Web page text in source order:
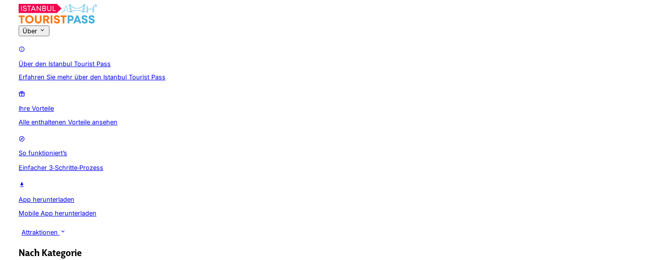
Über
Über den Istanbul Tourist Pass
Erfahren Sie mehr über den Istanbul Tourist Pass
Ihre Vorteile
Alle enthaltenen Vorteile ansehen
So funktioniert’s
Einfacher 3‑Schritte‑Prozess
App herunterladen
Mobile App herunterladen
Attraktionen
Nach Kategorie